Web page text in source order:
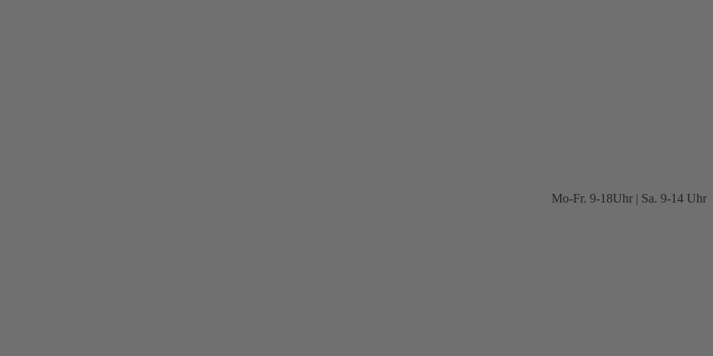
Mo-Fr. 9-18Uhr | Sa. 9-14 Uhr